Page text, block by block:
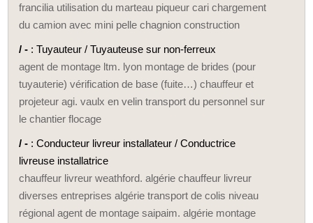
francilia utilisation du marteau piqueur cari chargement
du camion avec mini pelle chagnion construction
/ - : Tuyauteur / Tuyauteuse sur non-ferreux
agent de montage ltm. lyon montage de brides (pour
tuyauterie) vérification de base (fuite…) chauffeur et
projeteur agi. vaulx en velin transport du personnel sur
le chantier flocage
/ - : Conducteur livreur installateur / Conductrice
livreuse installatrice
chauffeur livreur weathford. algérie chauffeur livreur
diverses entreprises algérie transport de colis niveau
régional agent de montage saipaim. algérie montage